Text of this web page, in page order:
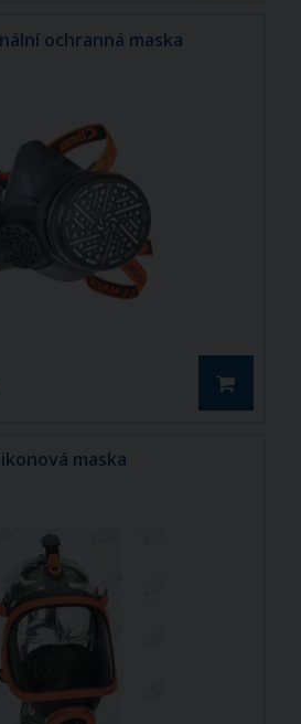
ochranná maska
maska